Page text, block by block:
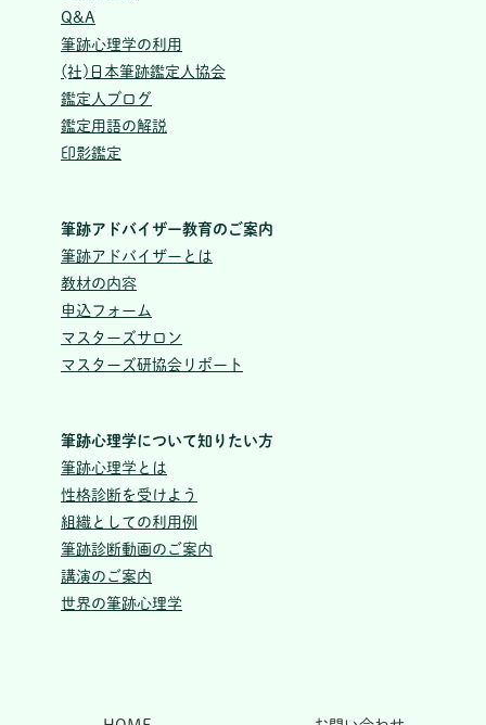
Q&A
筆跡心理学の利用
(社)日本筆跡鑑定人協会
鑑定人ブログ
鑑定用語の解説
印影鑑定
筆跡アドバイザー教育のご案内
筆跡アドバイザーとは
教材の内容
申込フォーム
マスターズサロン
マスターズ研協会リポート
筆跡心理学について知りたい方
筆跡心理学とは
性格診断を受けよう
組織としての利用例
筆跡診断動画のご案内
講演のご案内
世界の筆跡心理学